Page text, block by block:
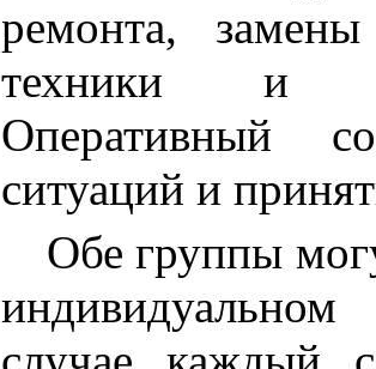
ремонта,
техники и
Оперативный
ситуаций и
Обе группы